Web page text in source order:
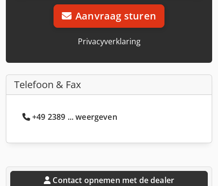
Aanvraag sturen
Privacyverklaring
Telefoon & Fax
+49 2389 ... weergeven
Contact opnemen met de dealer